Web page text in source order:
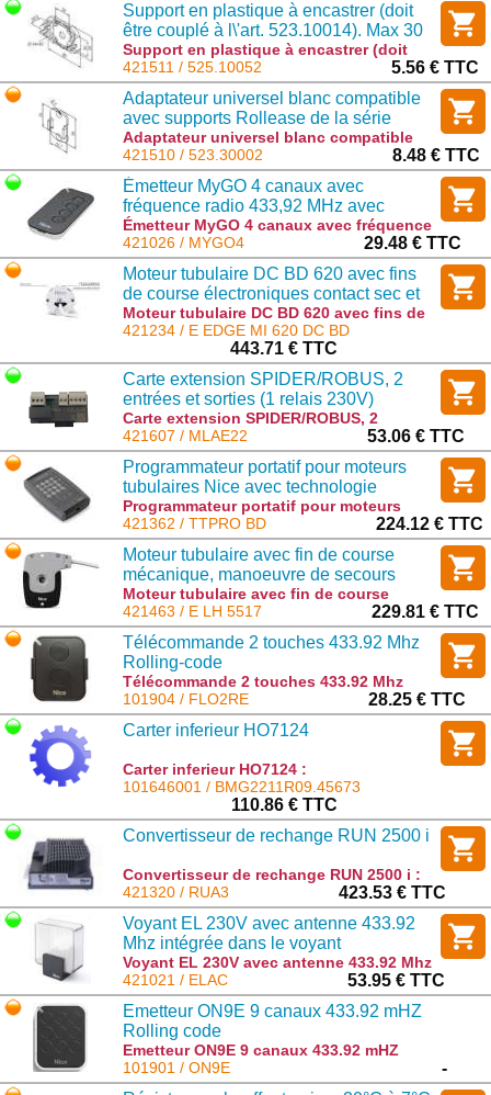
Support en plastique à encastrer (doit
être couplé à l\'art. 523.10014). Max 30
Nm
Support en plastique à encastrer (doit
être couplé à l\'art. 523.10014). Max 30 Nm
: 525.10052
421511 / 525.10052
5.56 € TTC
Adaptateur universel blanc compatible
avec supports Rollease de la série
Skyline (entraxe 29 mm).
Adaptateur universel blanc compatible
avec supports Rollease de la série
Skyline (entraxe 29 mm). : 523.30002
421510 / 523.30002
8.48 € TTC
Émetteur MyGO 4 canaux avec
fréquence radio 433,92 MHz avec
codage O-Code.
Émetteur MyGO 4 canaux avec fréquence
radio 433,92 MHz avec codage O-Code. :
MYGO4
421026 / MYGO4
29.48 € TTC
Moteur tubulaire DC BD 620 avec fins
de course électroniques contact sec et
récepteur radio bidirectionnel intégré,
taille 45 mm
Moteur tubulaire DC BD 620 avec fins de
course électroniques contact sec et
récepteur radio bidirectionnel intégré,
taille 45 mm : E EDGE MI 620 DC BD
421234 / E EDGE MI 620 DC BD
443.71 € TTC
Carte extension SPIDER/ROBUS, 2
entrées et sorties (1 relais 230V)
Carte extension SPIDER/ROBUS, 2
entrées et sorties (1 relais 230V) :
MLAE22
421607 / MLAE22
53.06 € TTC
Programmateur portatif pour moteurs
tubulaires Nice avec technologie
TTBus, contact sec ou avec radio
bidirectionnelle
Programmateur portatif pour moteurs
tubulaires Nice avec technologie TTBus,
contact sec ou avec radio
bidirectionnelle : TTPRO BD
421362 / TTPRO BD
224.12 € TTC
Moteur tubulaire avec fin de course
mécanique, manoeuvre de secours
manuelle et câble extractible 55 Nm, 17
tr/min, 85 kg
Moteur tubulaire avec fin de course
mécanique, manoeuvre de secours
manuelle et câble extractible 55 Nm, 17
tr/min, 85 kg : E LH 5517
421463 / E LH 5517
229.81 € TTC
Télécommande 2 touches 433.92 Mhz
Rolling-code
Télécommande 2 touches 433.92 Mhz
Rolling-code : FLO2RE
101904 / FLO2RE
28.25 € TTC
Carter inferieur HO7124
Carter inferieur HO7124 :
BMG2211R09.45673
101646001 / BMG2211R09.45673
110.86 € TTC
Convertisseur de rechange RUN 2500 i
Convertisseur de rechange RUN 2500 i :
RUA3
421320 / RUA3
423.53 € TTC
Voyant EL 230V avec antenne 433.92
Mhz intégrée dans le voyant
Voyant EL 230V avec antenne 433.92 Mhz
intégrée dans le voyant : ELAC
421021 / ELAC
53.95 € TTC
Emetteur ON9E 9 canaux 433.92 mHZ
Rolling code
Emetteur ON9E 9 canaux 433.92 mHZ
Rolling code : ON9E
101901 / ON9E
-